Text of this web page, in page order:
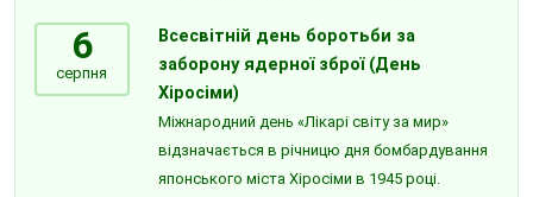
6
серпня
Всесвітній день боротьби за
заборону ядерної зброї (День
Хіросіми)
Міжнародний день «Лікарі світу за мир»
відзначається в річницю дня бомбардування
японського міста Хіросіми в 1945 році.